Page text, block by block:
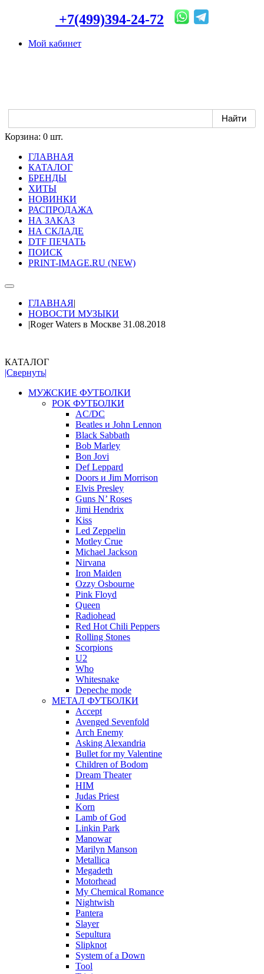
+7(499)394-24-72
Мой кабинет
Корзина: 0 шт.
ГЛАВНАЯ
КАТАЛОГ
БРЕНДЫ
ХИТЫ
НОВИНКИ
РАСПРОДАЖА
НА ЗАКАЗ
НА СКЛАДЕ
DTF ПЕЧАТЬ
ПОИСК
PRINT-IMAGE.RU (NEW)
ГЛАВНАЯ|
НОВОСТИ МУЗЫКИ
|Roger Waters в Москве 31.08.2018
КАТАЛОГ
|Свернуть|
МУЖСКИЕ ФУТБОЛКИ
РОК ФУТБОЛКИ
AC/DC
Beatles и John Lennon
Black Sabbath
Bob Marley
Bon Jovi
Def Leppard
Doors и Jim Morrison
Elvis Presley
Guns N’ Roses
Jimi Hendrix
Kiss
Led Zeppelin
Motley Crue
Michael Jackson
Nirvana
Iron Maiden
Ozzy Osbourne
Pink Floyd
Queen
Radiohead
Red Hot Chili Peppers
Rolling Stones
Scorpions
U2
Who
Whitesnake
Depeche mode
МЕТАЛ ФУТБОЛКИ
Accept
Avenged Sevenfold
Arch Enemy
Asking Alexandria
Bullet for my Valentine
Children of Bodom
Dream Theater
HIM
Judas Priest
Korn
Lamb of God
Linkin Park
Manowar
Marilyn Manson
Metallica
Megadeth
Motorhead
My Chemical Romance
Nightwish
Pantera
Slayer
Sepultura
Slipknot
System of a Down
Tool